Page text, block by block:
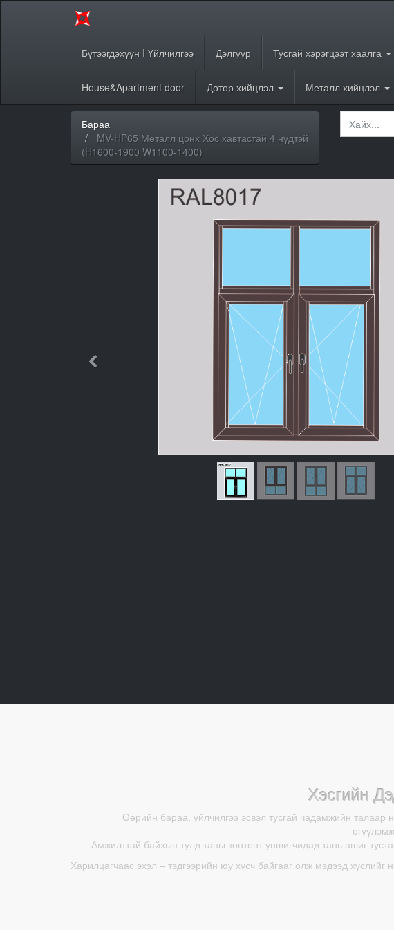
Бүтээгдэхүүн I Үйлчилгээ Дэлгүүр Тусгай хэрэгцээт хаалга
House&Apartment door Дотор хийцлэл Металл хийцлэл
Бараа
MV-HP65 Металл цонх Хос хавтастай 4 нүдтэй
(H1600-1900 W1100-1400)
Хэсгийн
Өөрийн бараа, үйлчилгээ эсвэл тусгай чадамжийн талаар
Амжилттай байхын тулд таны контент уншигчидад тань ашиг
Харилцагчаас эхэл – тэдгээрийн юу хүсч байгааг олж мэдээд хүслийг